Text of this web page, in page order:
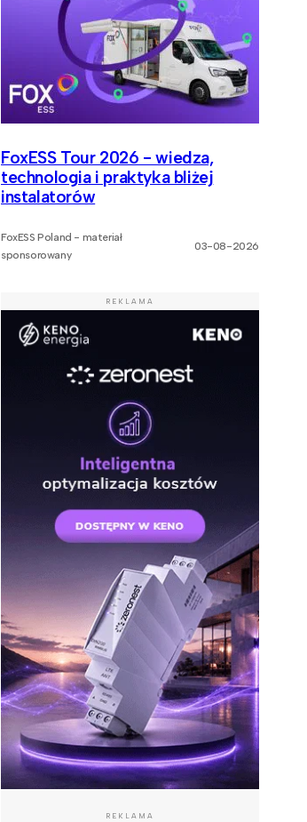
FoxESS Tour 2026 - wiedza,
technologia i praktyka bliżej
instalatorów
FoxESS Poland - materiał
sponsorowany
03-08-2026
REKLAMA
REKLAMA